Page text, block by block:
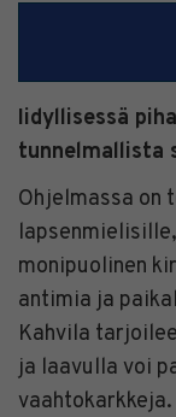
Iidyllisessä
tunnelmallista
Ohjelmassa
monipuolinen
antimia ja
Kahvila
ja laavulla voi
vaahtokarkkeja.